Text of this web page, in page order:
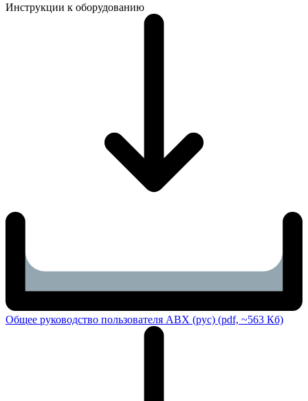
Инструкции к оборудованию
Общее руководство пользователя ABX (рус) (pdf, ~563 Кб)